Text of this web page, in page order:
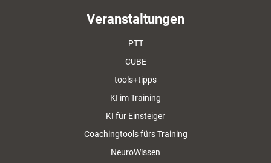
Veranstaltungen
PTT
CUBE
tools+tipps
KI im Training
KI für Einsteiger
Coachingtools fürs Training
NeuroWissen